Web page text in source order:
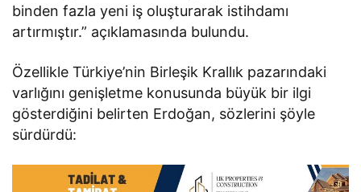
binden fazla yeni iş oluşturarak istihdamı
artırmıştır.” açıklamasında bulundu.
Özellikle Türkiye’nin Birleşik Krallık pazarındaki
varlığını genişletme konusunda büyük bir ilgi
gösterdiğini belirten Erdoğan, sözlerini şöyle
sürdürdü: